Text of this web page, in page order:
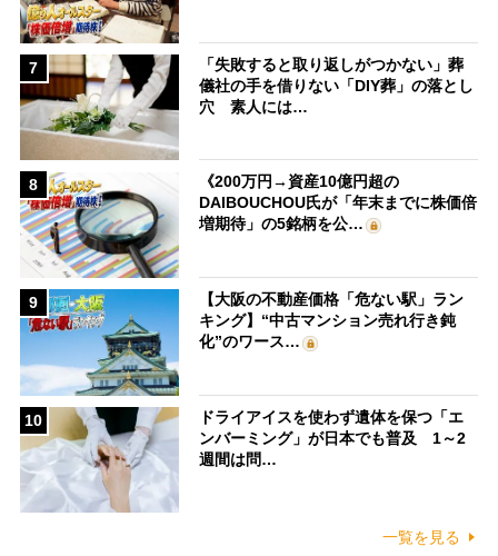
7
「失敗すると取り返しがつかない」葬
儀社の手を借りない「DIY葬」の落とし
穴 素人には…
8
《200万円→資産10億円超の
DAIBOUCHOU氏が「年末までに株価倍
増期待」の5銘柄を公…
9
【大阪の不動産価格「危ない駅」ラン
キング】“中古マンション売れ行き鈍
化”のワース…
10
ドライアイスを使わず遺体を保つ「エ
ンバーミング」が日本でも普及 1～2
週間は問…
一覧を見る